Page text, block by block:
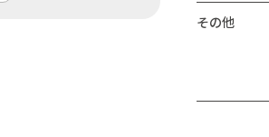
その他